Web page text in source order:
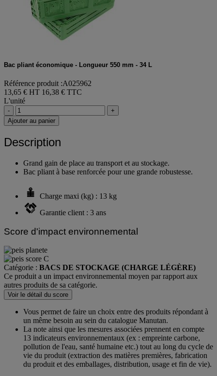
Bac pliant économique - Longueur 550 mm - 34 L
Référence produit :A025962
13,65 € HT 16,38 € TTC
L'unité
-
+
Ajouter au panier
Description
Grand gain de place au transport et au stockage.
Bac pliant à base renforcée pour une grande robustesse.
Charge maxi (kg) : 13 kg
Garantie client : 3 ans
Score d'impact environnemental
Catégorie : BACS DE STOCKAGE (CHARGE LÉGÈRE)
Ce produit a un impact environnemental moyen par rapport aux
autres produits de sa catégorie.
Voir le détail du score
Vous permet de faire un choix entre des produits répondant à
un même besoin au sein du catalogue Manutan.
La note ainsi que les mesures associées prennent en compte
13 indicateurs environnementaux (ex : empreinte carbone,
pollution de l'eau, santé humaine etc.) tout au long du cycle de
vie du produit (extraction des matières premières, fabrication
du produit et des emballages, distribution, usage et fin de vie).